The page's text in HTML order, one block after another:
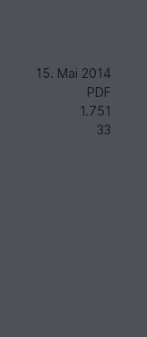
15. Mai 2014
PDF
1.751
33